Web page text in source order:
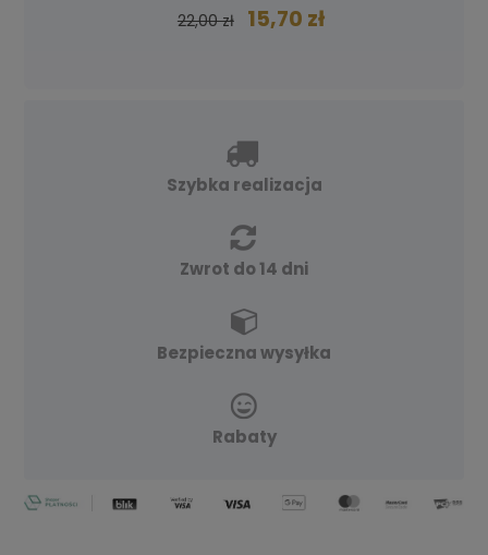
22,00 zł 15,70 zł
Szybka realizacja
Zwrot do 14 dni
Bezpieczna wysyłka
Rabaty